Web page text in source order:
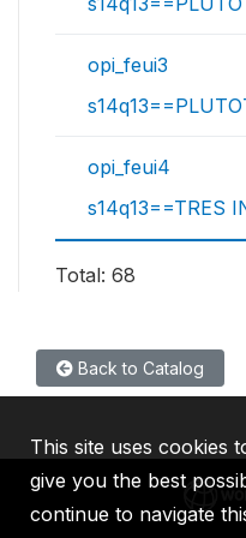
opi_feui3
opi_feui4
s14q13==TRES
Total: 68
Back to Catalog
This site uses cookies
give you the best
continue to navigate